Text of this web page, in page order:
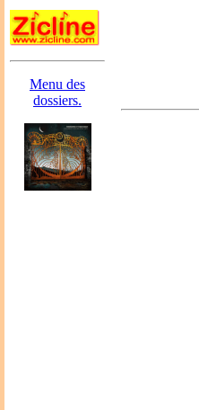
Menu des
dossiers.